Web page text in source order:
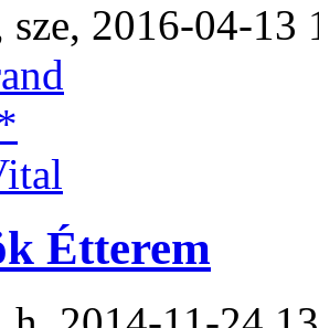
sze, 2016-04-13
Étterem